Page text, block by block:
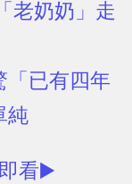
老奶奶」走
「已有四年
純
看▶️